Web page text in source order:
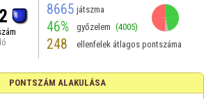
8665 játszma
46% győzelem (4005)
248 ellenfelek átlagos pontszáma
PONTSZÁM ALAKULÁSA